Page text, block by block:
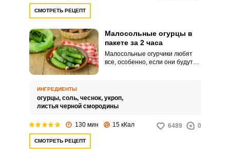
СМОТРЕТЬ РЕЦЕПТ
Малосольные огурцы в
пакете за 2 часа
Малосольные огурчики любят
все, особенно, если они будут
ИНГРЕДИЕНТЫ
огурцы, соль, чеснок, укроп,
листья черной смородины
130 мин 15 кКал 6489 0
СМОТРЕТЬ РЕЦЕПТ